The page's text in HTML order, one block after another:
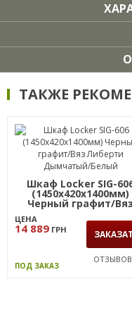
ТАКЖЕ
Шкаф Locker SIG-
(1450х420х1400мм)
Черный графит/Вяз
Либерти Дымчатый/
Белый
ЦЕНА
14 889 ГРН
ПОД ЗАКАЗ